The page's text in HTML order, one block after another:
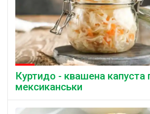
Куртидо - квашена капуста
мексиканськи